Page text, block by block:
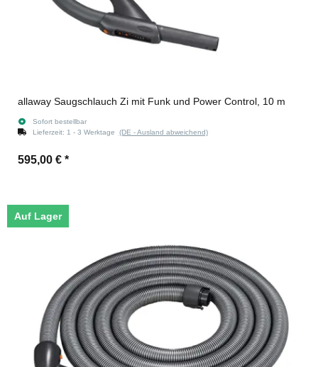
allaway Saugschlauch Zi mit Funk und Power Control, 10 m
Sofort bestellbar
Lieferzeit: 1 - 3 Werktage (DE - Ausland abweichend)
595,00 € *
Auf Lager